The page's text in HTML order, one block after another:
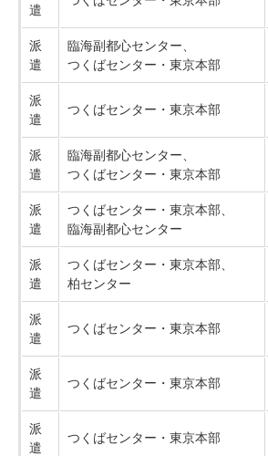
遣
派
遣
臨海副都心センター、
つくばセンター・東京本部
派
遣
つくばセンター・東京本部
派
遣
臨海副都心センター、
つくばセンター・東京本部
派
遣
つくばセンター・東京本部、
臨海副都心センター
派
遣
つくばセンター・東京本部、
柏センター
派
遣
つくばセンター・東京本部
派
遣
つくばセンター・東京本部
派
遣
つくばセンター・東京本部